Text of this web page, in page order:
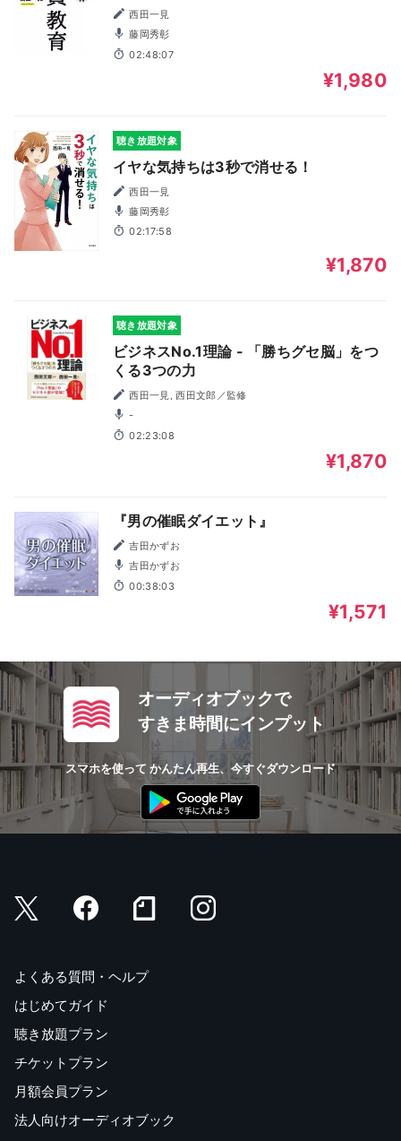
西田一見
藤岡秀彰
02:48:07
¥1,980
聴き放題対象
イヤな気持ちは3秒で消せる！
西田一見
藤岡秀彰
02:17:58
¥1,870
聴き放題対象
ビジネスNo.1理論 - 「勝ちグセ脳」をつ
くる3つの力
西田一見, 西田文郎／監修
-
02:23:08
¥1,870
『男の催眠ダイエット』
吉田かずお
吉田かずお
00:38:03
¥1,571
オーディオブックで
すきま時間にインプット
スマホを使って かんたん再生、今すぐダウンロード
よくある質問・ヘルプ
はじめてガイド
聴き放題プラン
チケットプラン
月額会員プラン
法人向けオーディオブック